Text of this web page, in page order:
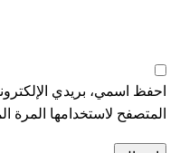
احفظ اسمي، بريدي
المتصفح لاستخدامها المرة